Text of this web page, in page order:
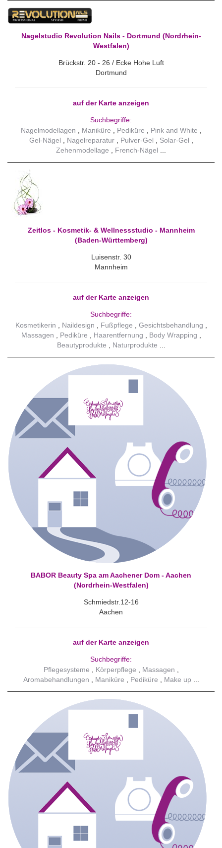
Nagelstudio Revolution Nails - Dortmund (Nordrhein-
Westfalen)
Brückstr. 20 - 26 / Ecke Hohe Luft
Dortmund
auf der Karte anzeigen
Suchbegriffe:
Nagelmodellagen
Maniküre Pediküre
Pink and White
Gel-Nägel
Nagelreparatur Pulver-Gel
Solar-Gel
Zehenmodellage
French-Nägel
Zeitlos - Kosmetik- & Wellnessstudio - Mannheim
(Baden-Württemberg)
Luisenstr. 30
Mannheim
auf der Karte anzeigen
Suchbegriffe:
Kosmetikerin
Naildesign Fußpflege
Gesichtsbehandlung
Massagen
Pediküre Haarentfernung
Body Wrapping
Beautyprodukte
Naturprodukte
BABOR Beauty Spa am Aachener Dom - Aachen
(Nordrhein-Westfalen)
Schmiedstr.12-16
Aachen
auf der Karte anzeigen
Suchbegriffe:
Pflegesysteme
Körperpflege
Massagen
Aromabehandlungen
Maniküre Pediküre Make up